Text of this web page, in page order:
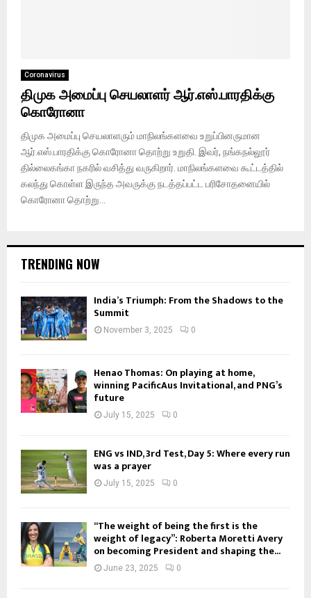
Coronavirus
திமுக அமைப்பு செயலாளர் ஆர்.எஸ்.பாரதிக்கு
கொரோனா
திமுக அமைப்பு செயலாளரும் மாநிலங்களவை உறுப்பினருமான
ஆர்.எஸ்.பாரதிக்கு கொரோனா தொற்று உறுதி. இவர், நங்கநல்லூர்
தில்லைகங்கா நகரில் வசித்து வருகிறார். மாநிலங்களவை கூட்டத்தில்
கலந்து கொள்ள இருந்த அவருக்கு நடத்தப்பட்ட பரிசோதனையில்
கொரோனா தொற்று...
TRENDING NOW
India’s Triumph: From the Shadows to the
Summit
November 3, 2025 0
Henao Thomas: On playing at home,
winning PacificAus Invitational, and PNG’s
future
July 15, 2025 0
ENG vs IND, 3rd Test, Day 5: Where every run
was a prayer
July 15, 2025 0
“The weight of being the first is the
weight of legacy”: Roberta Moretti Avery
on becoming President and shaping the...
June 23, 2025 0